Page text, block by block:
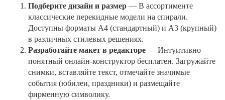
Подберите дизайн и размер — В ассортименте
классические перекидные модели на спирали.
Доступны форматы А4 (стандартный) и А3 (крупный)
в различных стилевых решениях.
Разработайте макет в редакторе — Интуитивно
понятный онлайн-конструктор бесплатен. Загружайте
снимки, вставляйте текст, отмечайте значимые
события (юбилеи, праздники) и размещайте
фирменную символику.